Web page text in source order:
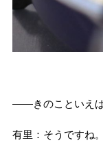
――きのこといえば
有里：そうですね